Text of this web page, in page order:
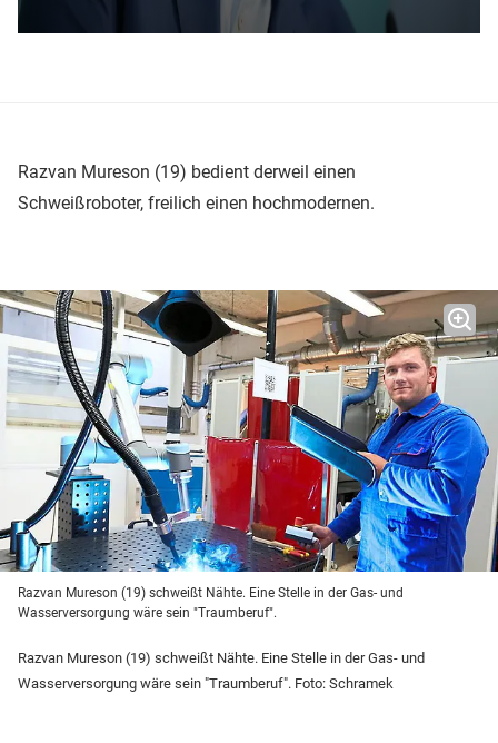
Razvan Mureson (19) bedient derweil einen
Schweißroboter, freilich einen hochmodernen.
Razvan Mureson (19) schweißt Nähte. Eine Stelle in der Gas- und
Wasserversorgung wäre sein "Traumberuf".
Razvan Mureson (19) schweißt Nähte. Eine Stelle in der Gas- und
Wasserversorgung wäre sein "Traumberuf". Foto: Schramek